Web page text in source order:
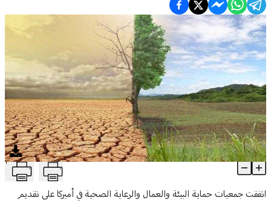
ثقافة ومجتمع
منوعات
فيديو
مواقف
وليد جنبلاط
الحزب
ابحث
الحرارة الشديدة "كارثة كبرى" T
Article Content
اتفقت جمعيات حماية البيئة والعمال والرعاية الصحية في أميركا على تقديم